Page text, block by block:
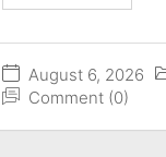
August 6, 2026
Comment (0)